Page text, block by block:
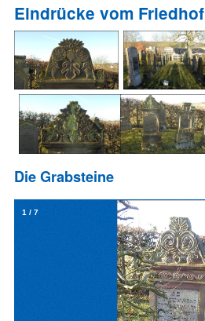
Eindrücke vom Friedhof
Die Grabsteine
1 / 7